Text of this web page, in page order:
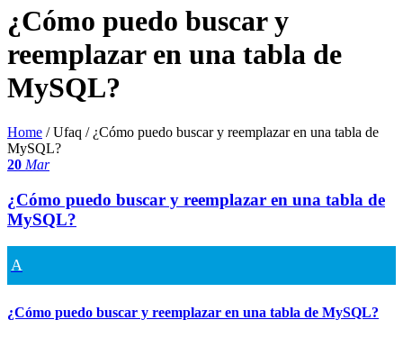
¿Cómo puedo buscar y
reemplazar en una tabla de
MySQL?
Home / Ufaq / ¿Cómo puedo buscar y reemplazar en una tabla de
MySQL?
20 Mar
¿Cómo puedo buscar y reemplazar en una tabla de
MySQL?
A
¿Cómo puedo buscar y reemplazar en una tabla de MySQL?